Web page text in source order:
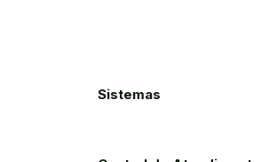
Sistemas